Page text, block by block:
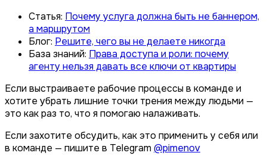
Статья: Почему услуга должна быть не баннером,
а маршрутом
Блог: Решите, чего вы не делаете никогда
База знаний: Права доступа и роли: почему
агенту нельзя давать все ключи от квартиры
Если выстраиваете рабочие процессы в команде и
хотите убрать лишние точки трения между людьми —
это как раз то, что я помогаю налаживать.
Если захотите обсудить, как это применить у себя или
в команде — пишите в Telegram @pimenov